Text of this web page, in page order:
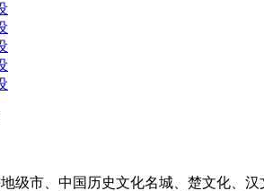
级市、中国历史文化名城、楚文化、